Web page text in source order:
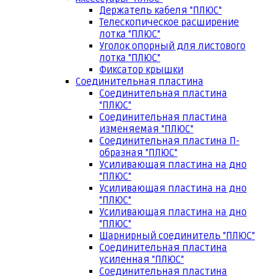
Держатель кабеля "ПЛЮС"
Телескопическое расширение
лотка "ПЛЮС"
Уголок опорный для листового
лотка "ПЛЮС"
Фиксатор крышки
Соединительная пластина
Соединительная пластина
"ПЛЮС"
Соединительная пластина
изменяемая "ПЛЮС"
Соединительная пластина П-
образная "ПЛЮС"
Усиливающая пластина на дно
"ПЛЮС"
Усиливающая пластина на дно
"ПЛЮС"
Усиливающая пластина на дно
"ПЛЮС"
Шарнирный соединитель "ПЛЮС"
Соединительная пластина
усиленная "ПЛЮС"
Соединительная пластина